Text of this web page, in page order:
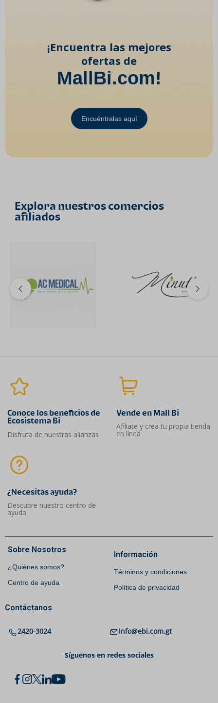
¡Encuentra las mejores
ofertas de
MallBi.com!
Encuéntralas aquí
Explora nuestros comercios
afiliados
Conoce los beneficios de
Ecosistema Bi
Disfruta de nuestras alianzas
Vende en Mall Bi
Afíliate y crea tu propia tienda
en línea
¿Necesitas ayuda?​
Descubre nuestro centro de
ayuda
Sobre Nosotros
¿Quiénes somos?
Centro de ayuda
Información
Términos y condiciones
Política de privacidad
Contáctanos
2420-3024 info@ebi.com.gt
Síguenos en redes sociales